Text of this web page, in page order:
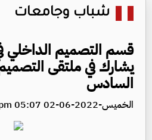
شباب وجامعات
قسم التصميم الداخلي
يشارك في ملتقى
السادس
الخميس-2022-06-02 05:07 pm